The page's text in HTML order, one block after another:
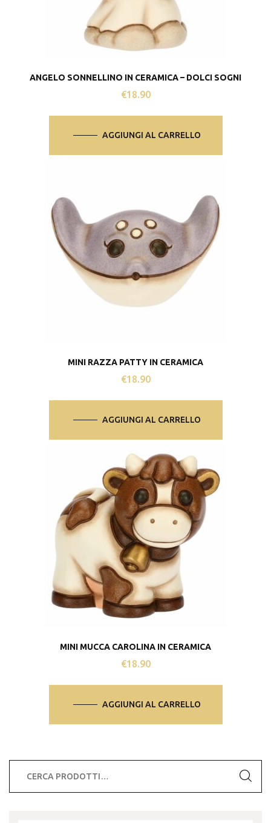
ANGELO SONNELLINO IN CERAMICA – DOLCI SOGNI
€18.90
AGGIUNGI AL CARRELLO
MINI RAZZA PATTY IN CERAMICA
€18.90
AGGIUNGI AL CARRELLO
MINI MUCCA CAROLINA IN CERAMICA
€18.90
AGGIUNGI AL CARRELLO